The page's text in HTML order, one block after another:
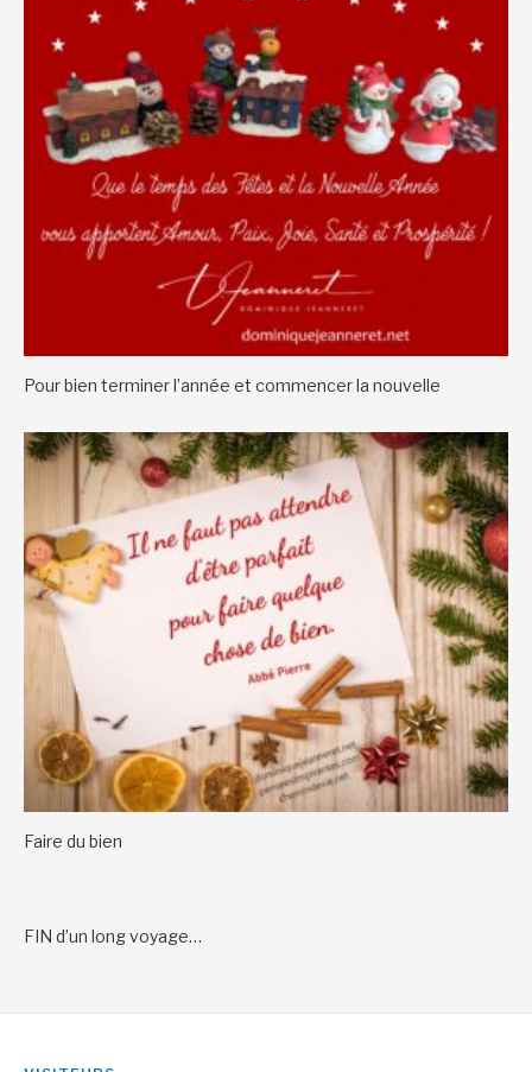
Pour bien terminer l’année et commencer la nouvelle
Faire du bien
FIN d’un long voyage…